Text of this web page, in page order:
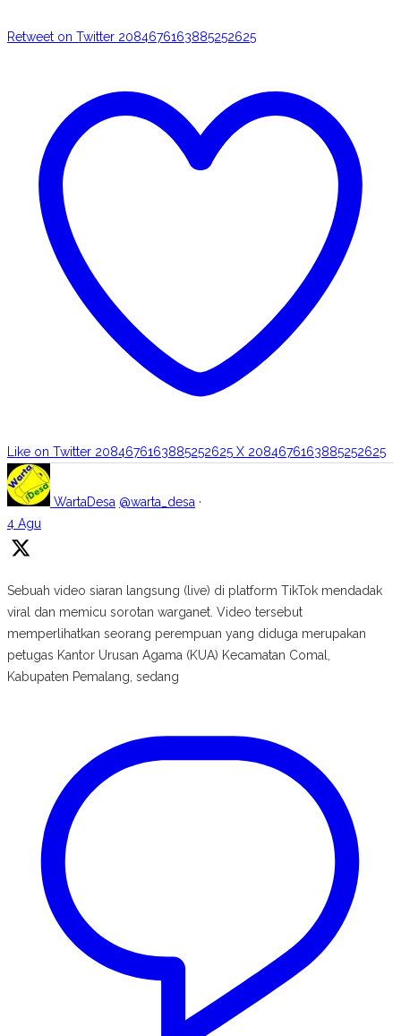
Retweet on Twitter 2084676163885252625
Like on Twitter 2084676163885252625 X 2084676163885252625
WartaDesa @warta_desa ·
4 Agu
Sebuah video siaran langsung (live) di platform TikTok mendadak
viral dan memicu sorotan warganet. Video tersebut
memperlihatkan seorang perempuan yang diduga merupakan
petugas Kantor Urusan Agama (KUA) Kecamatan Comal,
Kabupaten Pemalang, sedang